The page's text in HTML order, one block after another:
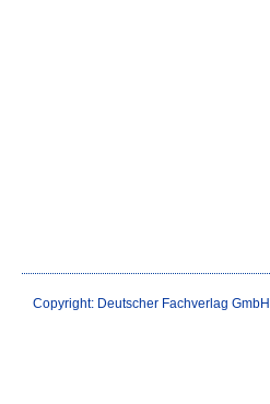
Copyright: Deutscher Fachverlag GmbH